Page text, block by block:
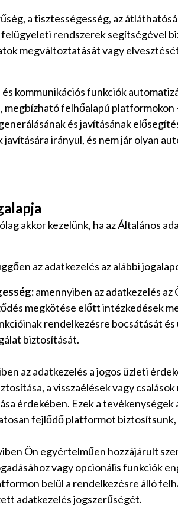
a tisztességesség, az
rendszerek segítségével
megváltoztatását vagy
kommunikációs funkciók
megbízható felhőalapú
és javításának
irányul, és nem jár olyan
akkor kezelünk, ha az Általános
az adatkezelés az alábbi
amennyiben az adatkezelés
megkötése előtt intézkedések
rendelkezésre bocsátását
biztosítását.
az adatkezelés a jogos üzleti
a visszaélések vagy
érdekében. Ezek a
fejlődő platformot
Ön egyértelműen hozzájárult
vagy opcionális funkciók
belül a rendelkezésre álló
adatkezelés jogszerűségét.